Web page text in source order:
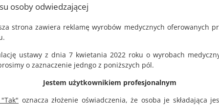
osoby odwiedzającej
strona zawiera reklamę wyrobów medycznych oferowanych
ustawy z dnia 7 kwietania 2022 roku o wyrobach
o zaznaczenie jedngo z poniższych pól.
Jestem użytkownikiem profesjonalnym
oznacza złożenie oświadczenia, że osoba je składająca
jałowy 10x10cm 100
blistrów po 2 szt. Intra
Compress
BRUTTO
35.35 zł
KOD PRODUKTU:
6.70 zł
NETTO